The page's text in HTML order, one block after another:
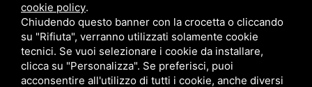
cookie policy.
Chiudendo questo banner con la crocetta o cliccando
su "Rifiuta", verranno utilizzati solamente cookie
tecnici. Se vuoi selezionare i cookie da installare,
clicca su "Personalizza". Se preferisci, puoi
acconsentire all'utilizzo di tutti i cookie, anche diversi